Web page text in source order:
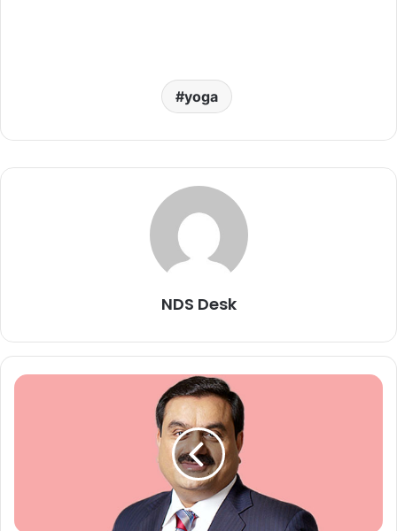
yoga
NDS Desk